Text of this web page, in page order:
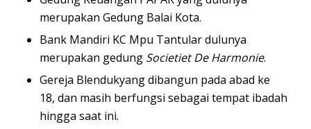
merupakan Gedung Balai Kota.
Bank Mandiri KC Mpu Tantular dulunya
merupakan gedung Societiet De Harmonie.
Gereja Blendukyang dibangun pada abad ke
18, dan masih berfungsi sebagai tempat ibadah
hingga saat ini.